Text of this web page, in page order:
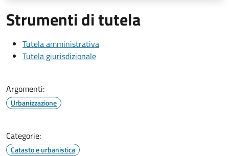
Strumenti di tutela
Tutela amministrativa
Tutela giurisdizionale
Argomenti:
Urbanizzazione
Categorie:
Catasto e urbanistica